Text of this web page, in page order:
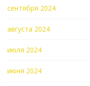
сентября 2024
августа 2024
июля 2024
июня 2024